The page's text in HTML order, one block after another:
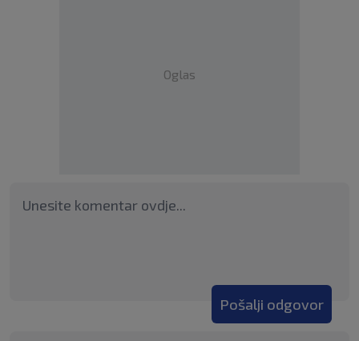
Oglas
Pošalji odgovor